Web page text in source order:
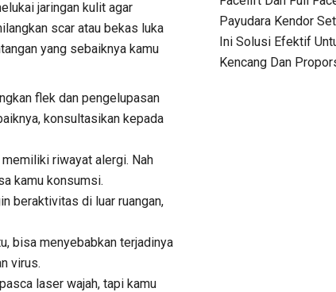
jaringan kulit agar
scar atau bekas luka
yang sebaiknya kamu
flek dan pengelupasan
konsultasikan kepada
riwayat alergi. Nah
kamu konsumsi.
beraktivitas di luar ruangan,
bisa menyebabkan terjadinya
virus.
laser wajah, tapi kamu
Payudara Kendor
Ini Solusi Efektif
Kencang Dan